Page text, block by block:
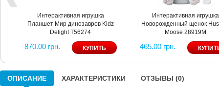
Интерактивная игрушка
Планшет Мир динозавров Kidz
Delight T56274
870.00 грн.
Интерактивная игрушка
Новорожденный щенок
Moose 28919M
465.00 грн.
ОПИСАНИЕ ХАРАКТЕРИСТИКИ ОТЗЫВЫ (0)